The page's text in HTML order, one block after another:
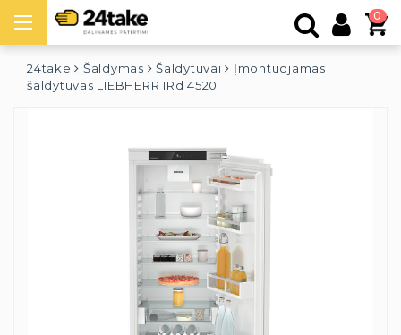
0
24take Šaldymas Šaldytuvai
Įmontuojamas
šaldytuvas LIEBHERR IRd 4520